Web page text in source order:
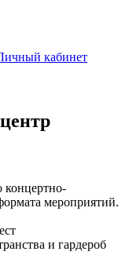
кабинет
концертно-
мероприятий.
и гардероб